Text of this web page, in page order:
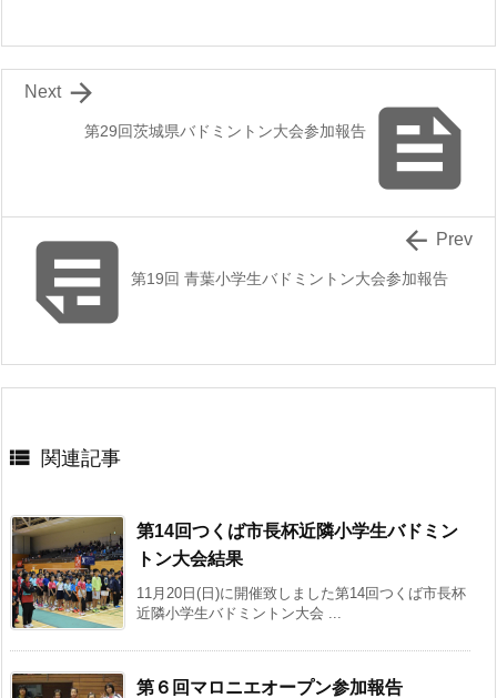

第29回茨城県バドミントン大会参加報告

Next
第19回 青葉小学生バドミントン大会参加報告
 Prev
 関連記事
第14回つくば市長杯近隣小学生バドミン
トン大会結果
11月20日(日)に開催致しました第14回つくば市長杯
近隣小学生バドミントン大会 ...
第６回マロニエオープン参加報告